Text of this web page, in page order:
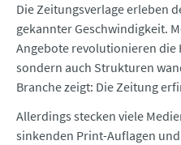
Die Zeitungsverlage erleben
gekannter Geschwindigkeit.
Angebote revolutionieren die
sondern auch Strukturen
Branche zeigt: Die Zeitung
Allerdings stecken viele
sinkenden Print-Auflagen